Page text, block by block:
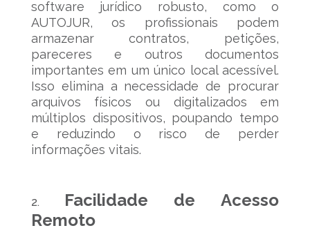
software jurídico robusto, como o
AUTOJUR, os profissionais podem
armazenar contratos, petições,
pareceres e outros documentos
importantes em um único local acessível.
Isso elimina a necessidade de procurar
arquivos físicos ou digitalizados em
múltiplos dispositivos, poupando tempo
e reduzindo o risco de perder
informações vitais.
Facilidade de Acesso
Remoto